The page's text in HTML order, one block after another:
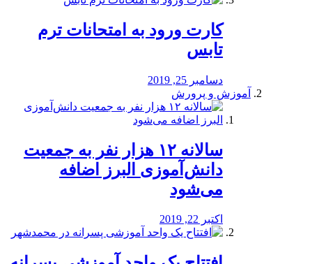
کارت ورود به امتحانات ترم
تابس
دسامبر 25, 2019
آموزش و پرورش
️سالانه ۱۲ هزار نفر به جمعیت
دانش‌آموزی البرز اضافه
می‌شود
اکتبر 22, 2019